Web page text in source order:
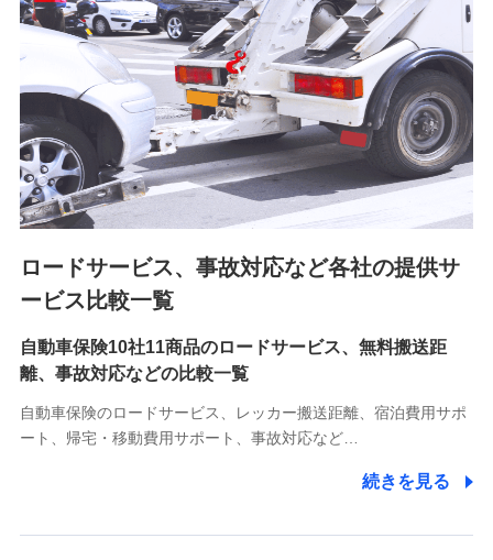
7.社員（従業者）の個人情報
人事･勤怠･健康・労務等の管理、給与支給、福利厚生・採用
退職関連処理等の各種手続きのため、当社と従業員または従
業員同士の連絡のため
8.取引先個人情報
取引先としての選定業務、営業情報の提供業務、契約締結手
続き業務、取引管理業務、およびこれらに準ずる業務の遂行
のため
9.お問い合わせ情報
各種お問い合わせに対応するため
10.受託業務の 個人情報
受託業務の遂行およびこれらに準ずる業務の遂行のため
11.マイカー通勤管理クラウド並びに法人向けASPサー
をお送りするため
ロードサービス、事故対応など各社の提供サ
ービス比較一覧
自動車保険10社11商品のロードサービス、無料搬送距
離、事故対応などの比較一覧
自動車保険のロードサービス、レッカー搬送距離、宿泊費用サポ
ート、帰宅・移動費用サポート、事故対応など…
続きを見る